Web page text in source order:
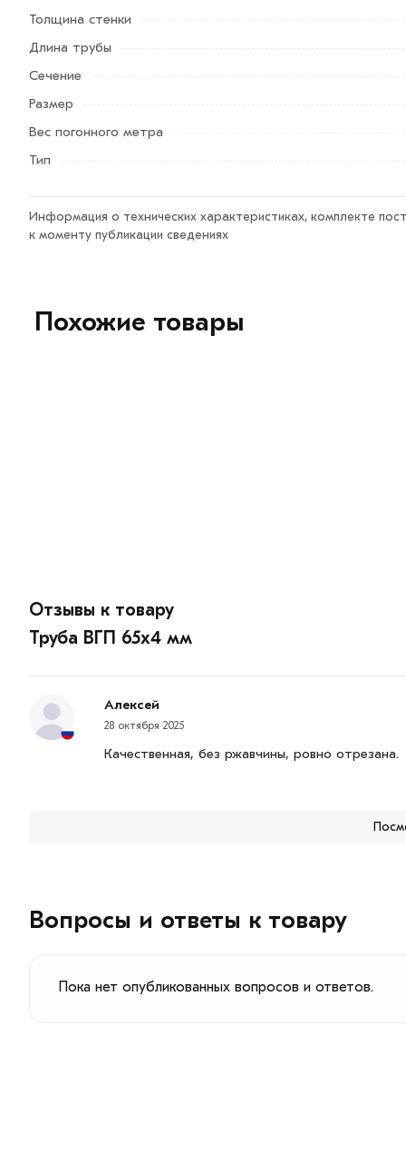
кнопку«Быстрый заказ» . Также можете купить
Условия доставки и цены на товар Труба ВГП 65х4 мм
профессиональные менеджеры обработают заказ и
Данний товар от производителя сертифицирован,
Толщина стенки
Длина трубы
Сечение
Размер
Вес погонного метра
Тип
Информация о технических характеристиках, комплекте
к моменту публикации сведениях
Похожие товары
Отзывы к товару
Труба ВГП 65х4 мм
Алексей
28 октября 2025
Качественная, без ржавчины, ровно отрезана.
Вопросы и ответы к товару
Пока нет опубликованных вопросов и ответов.